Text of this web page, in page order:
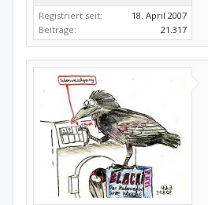
Registriert seit:
18. April 2007
Beiträge:
21.317